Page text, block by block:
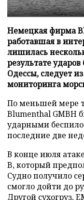
Немецкая фирма
работавшая в
лишилась
результате
Одессы, следует
мониторинга
По меньшей мере
Blumenthal GMBH
ударными
последние две
В конце июля
B, который
Судно получило
смогло дойти до
Другой сухогруз,